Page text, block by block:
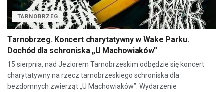
TARNOBRZEG
Tarnobrzeg. Koncert charytatywny w Wake Parku.
Dochód dla schroniska „U Machowiaków”
15 sierpnia, nad Jeziorem Tarnobrzeskim odbędzie się koncert
charytatywny na rzecz tarnobrzeskiego schroniska dla
bezdomnych zwierząt „U Machowiaków”. Wydarzenie